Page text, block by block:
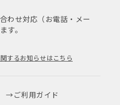
わせ対応（お電話・メー
す。
するお知らせはこちら
ご利用ガイド